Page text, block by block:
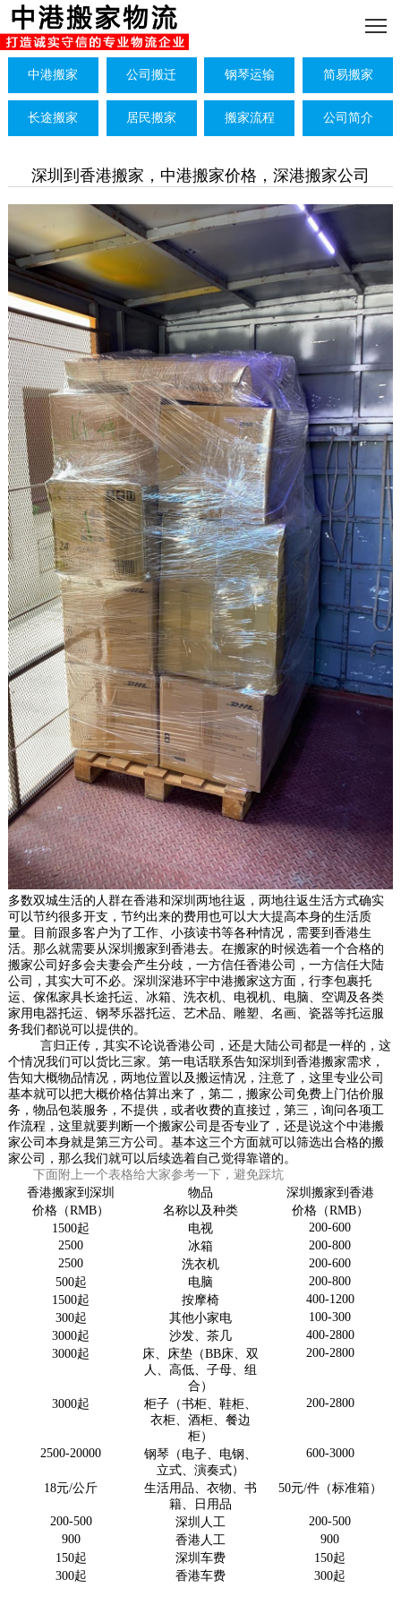
中港搬家 公司搬迁 钢琴运输 简易搬家
长途搬家 居民搬家 搬家流程 公司简介
深圳到香港搬家，中港搬家价格，深港搬家公司
多数双城生活的人群在香港和深圳两地往返，两地往返生活方式确实
可以节约很多开支，节约出来的费用也可以大大提高本身的生活质
量。目前跟多客户为了工作、小孩读书等各种情况，需要到香港生
活。那么就需要从深圳搬家到香港去。在搬家的时候选着一个合格的
搬家公司好多会夫妻会产生分歧，一方信任香港公司，一方信任大陆
公司，其实大可不必。深圳深港环宇中港搬家这方面，行李包裹托
运、傢俬家具长途托运、冰箱、洗衣机、电视机、电脑、空调及各类
家用电器托运、钢琴乐器托运、艺术品、雕塑、名画、瓷器等托运服
务我们都说可以提供的。
言归正传，其实不论说香港公司，还是大陆公司都是一样的，这
个情况我们可以货比三家。第一电话联系告知深圳到香港搬家需求，
告知大概物品情况，两地位置以及搬运情况，注意了，这里专业公司
基本就可以把大概价格估算出来了，第二，搬家公司免费上门估价服
务，物品包装服务，不提供，或者收费的直接过，第三，询问各项工
作流程，这里就要判断一个搬家公司是否专业了，还是说这个中港搬
家公司本身就是第三方公司。基本这三个方面就可以筛选出合格的搬
家公司，那么我们就可以后续选着自己觉得靠谱的。
下面附上一个表格给大家参考一下，避免踩坑
香港搬家到深圳
物品
深圳搬家到香港
价格（RMB） 名称以及种类 价格（RMB）
1500起 电视
200-600
2500
冰箱
200-800
2500
洗衣机
200-600
500起 电脑
200-800
1500起 按摩椅
400-1200
300起 其他小家电
100-300
3000起 沙发 、茶几
400-2800
3000起 床 床垫 （BB 床、双
人、高低、子母、组
合）
200-2800
3000起 柜子 （书柜、鞋柜、
衣柜、酒柜、餐边
柜）
200-2800
2500-20000 钢琴 （电子、电钢、
立式、演奏式）
600-3000
18元/公斤 生活用品 、衣物 、书
籍、日用品
50元/件（标准箱）
200-500 深圳人工
200-500
900
香港人工
900
150起 深圳车费 150起
300起 香港车费 300起